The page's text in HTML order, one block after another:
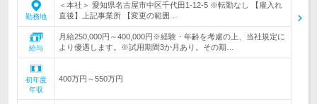
勤務地
＜本社＞ 愛知県名古屋市中区千代田1-12-5 ※転勤なし 【雇入れ
直後】上記事業所 【変更の範囲…
給与
月給250,000円～400,000円※経験・年齢を考慮の上、当社規定に
より優遇します。※試用期間3か月あり。その期…
初年度
年収
400万円～550万円